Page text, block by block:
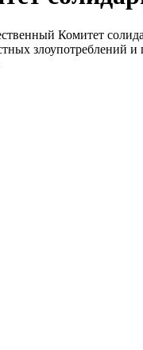
Комитет
злоупотреблений